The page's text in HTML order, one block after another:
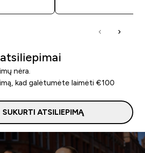
nėra.
kad galėtumėte laimėti €100
SUKURTI ATSILIEPIMĄ